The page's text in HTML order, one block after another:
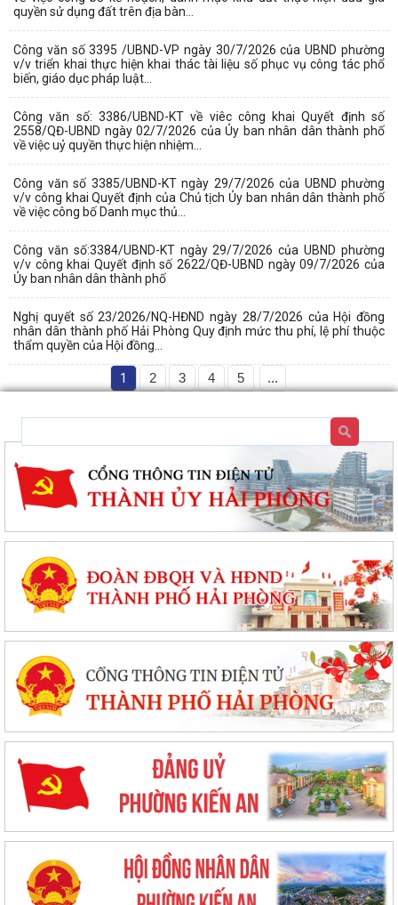
quyền sử dụng đất trên địa bàn...
Công văn số 3395 /UBND-VP ngày 30/7/2026 của UBND phường
v/v triển khai thực hiện khai thác tài liệu số phục vụ công tác phổ
biến, giáo dục pháp luật...
Công văn số: 3386/UBND-KT về viêc công khai Quyết định số
2558/QĐ-UBND ngày 02/7/2026 của Ủy ban nhân dân thành phố
về việc uỷ quyền thực hiện nhiệm...
Công văn số 3385/UBND-KT ngày 29/7/2026 của UBND phường
v/v công khai Quyết định của Chủ tịch Ủy ban nhân dân thành phố
về việc công bố Danh mục thủ...
Công văn số:3384/UBND-KT ngày 29/7/2026 của UBND phường
v/v công khai Quyết định số 2622/QĐ-UBND ngày 09/7/2026 của
Ủy ban nhân dân thành phố
Nghị quyết số 23/2026/NQ-HĐND ngày 28/7/2026 của Hội đồng
nhân dân thành phố Hải Phòng Quy định mức thu phí, lệ phí thuộc
thẩm quyền của Hội đồng...
1 2 3 4 5 ...